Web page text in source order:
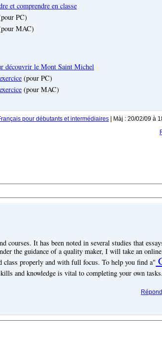
et comprendre en classe
PC)
MAC)
découvrir le Mont Saint Michel
(pour PC)
(pour MAC)
pour débutants et intermédiaires | Màj : 20/02/09 à
courses.It has been noted in several studies that
the guidance of a quality maker, I will take an
class properly and with full focus.To help you find a"
and knowledge is vital to completing your own